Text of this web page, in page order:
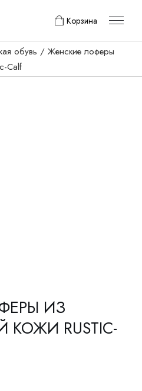
Корзина
обувь
Женские лоферы
Calf
ИЗ
RUSTIC-